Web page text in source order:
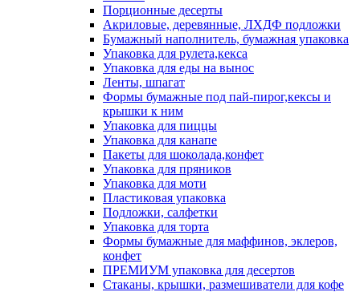
Порционные десерты
Акриловые, деревянные, ЛХДФ подложки
Бумажный наполнитель, бумажная упаковка
Упаковка для рулета,кекса
Упаковка для еды на вынос
Ленты, шпагат
Формы бумажные под пай-пирог,кексы и
крышки к ним
Упаковка для пиццы
Упаковка для канапе
Пакеты для шоколада,конфет
Упаковка для пряников
Упаковка для моти
Пластиковая упаковка
Подложки, салфетки
Упаковка для торта
Формы бумажные для маффинов, эклеров,
конфет
ПРЕМИУМ упаковка для десертов
Стаканы, крышки, размешиватели для кофе